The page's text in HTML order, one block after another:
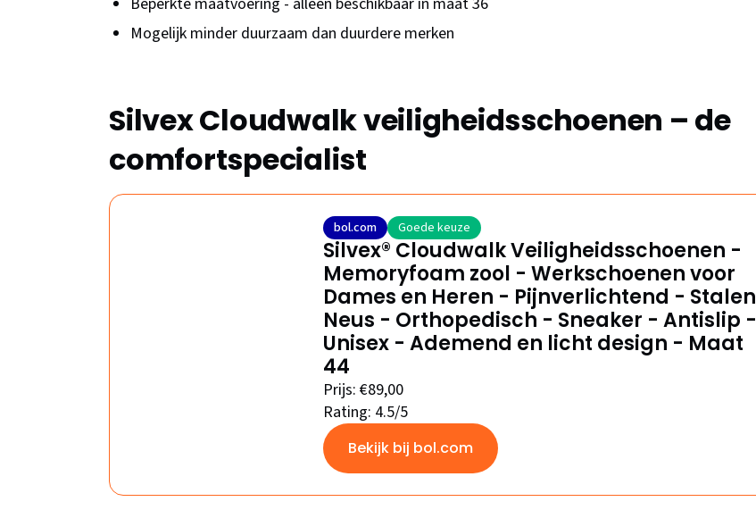
Mogelijk minder duurzaam dan duurdere merken
Silvex Cloudwalk veiligheidsschoenen – de
comfortspecialist
bol.com Goede keuze
Silvex® Cloudwalk Veiligheidsschoenen -
Memoryfoam zool - Werkschoenen voor
Dames en Heren - Pijnverlichtend - Stalen
Neus - Orthopedisch - Sneaker - Antislip -
Unisex - Ademend en licht design - Maat
44
Prijs: €89,00
Rating: 4.5/5
Bekijk bij bol.com